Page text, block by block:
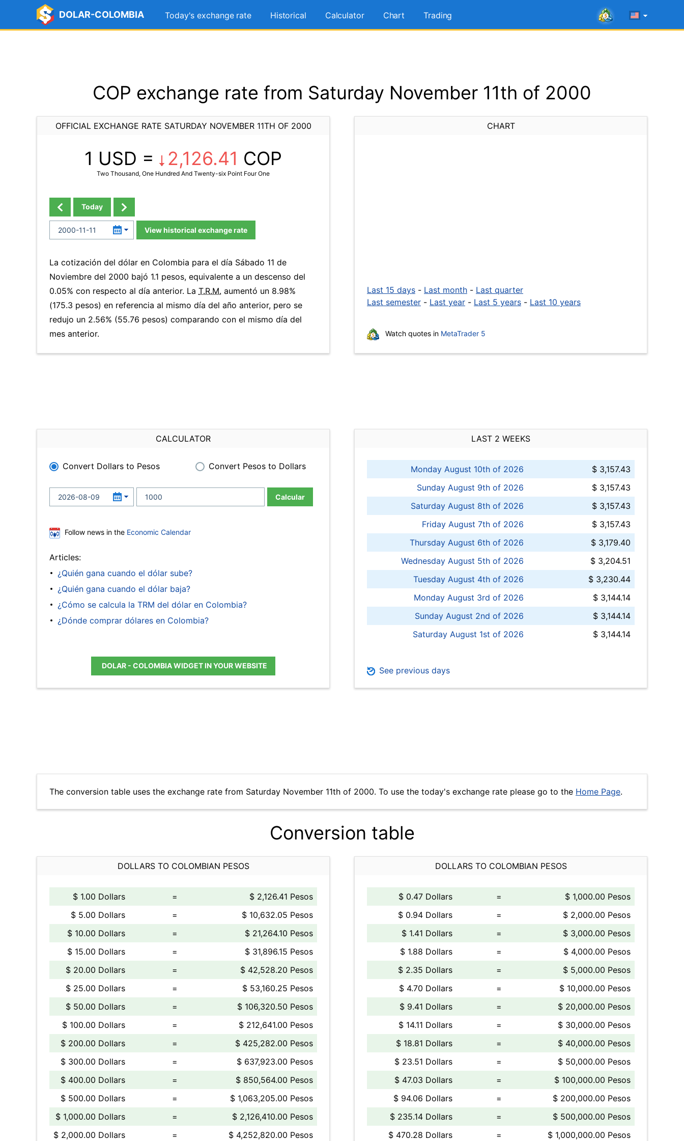
DOLAR-COLOMBIA Today's exchange rate Historical Calculator Chart Trading
COP exchange rate from Saturday November 11th of 2000
OFFICIAL EXCHANGE RATE SATURDAY NOVEMBER 11TH OF 2000
1 USD = 2,126.41 COP
Two Thousand, One Hundred And Twenty-six Point Four One
Today
View historical exchange rate
La cotización del dólar en Colombia para el día Sábado 11 de
Noviembre del 2000 bajó 1.1 pesos, equivalente a un descenso del
0.05% con respecto al día anterior. La T.R.M. aumentó un 8.98%
(175.3 pesos) en referencia al mismo día del año anterior, pero se
redujo un 2.56% (55.76 pesos) comparando con el mismo día del
mes anterior.
CHART
Last 15 days - Last month - Last quarter
Last semester - Last year - Last 5 years - Last 10 years
Watch quotes in MetaTrader 5
CALCULATOR
Convert Dollars to Pesos Convert Pesos to Dollars
Calcular
Follow news in the Economic Calendar
Articles:
¿Quién gana cuando el dólar sube?
¿Quién gana cuando el dólar baja?
¿Cómo se calcula la TRM del dólar en Colombia?
¿Dónde comprar dólares en Colombia?
DOLAR - COLOMBIA WIDGET IN YOUR WEBSITE
LAST 2 WEEKS
Monday August 10th of 2026
$ 3,157.43
Sunday August 9th of 2026
$ 3,157.43
Saturday August 8th of 2026
$ 3,157.43
Friday August 7th of 2026
$ 3,157.43
Thursday August 6th of 2026
$ 3,179.40
Wednesday August 5th of 2026
$ 3,204.51
Tuesday August 4th of 2026
$ 3,230.44
Monday August 3rd of 2026
$ 3,144.14
Sunday August 2nd of 2026
$ 3,144.14
Saturday August 1st of 2026
$ 3,144.14
See previous days
The conversion table uses the exchange rate from Saturday November 11th of 2000. To use the today's exchange rate please go to the Home Page.
Conversion table
DOLLARS TO COLOMBIAN PESOS
$ 1.00 Dollars =
$ 2,126.41 Pesos
$ 5.00 Dollars
=
$ 10,632.05 Pesos
$ 10.00 Dollars
=
$ 21,264.10 Pesos
$ 15.00 Dollars
=
$ 31,896.15 Pesos
$ 20.00 Dollars
=
$ 42,528.20 Pesos
$ 25.00 Dollars
=
$ 53,160.25 Pesos
$ 50.00 Dollars
=
$ 106,320.50 Pesos
$ 100.00 Dollars
=
$ 212,641.00 Pesos
$ 200.00 Dollars
=
$ 425,282.00 Pesos
$ 300.00 Dollars
=
$ 637,923.00 Pesos
$ 400.00 Dollars
=
$ 850,564.00 Pesos
$ 500.00 Dollars
=
$ 1,063,205.00 Pesos
$ 1,000.00 Dollars
=
$ 2,126,410.00 Pesos
$ 2,000.00 Dollars
= $ 4,252,820.00 Pesos
DOLLARS TO COLOMBIAN PESOS
$ 0.47 Dollars =
$ 1,000.00 Pesos
$ 0.94 Dollars
=
$ 2,000.00 Pesos
$ 1.41 Dollars
=
$ 3,000.00 Pesos
$ 1.88 Dollars
=
$ 4,000.00 Pesos
$ 2.35 Dollars
=
$ 5,000.00 Pesos
$ 4.70 Dollars
=
$ 10,000.00 Pesos
$ 9.41 Dollars
=
$ 20,000.00 Pesos
$ 14.11 Dollars
=
$ 30,000.00 Pesos
$ 18.81 Dollars
=
$ 40,000.00 Pesos
$ 23.51 Dollars
=
$ 50,000.00 Pesos
$ 47.03 Dollars
=
$ 100,000.00 Pesos
$ 94.06 Dollars
=
$ 200,000.00 Pesos
$ 235.14 Dollars
=
$ 500,000.00 Pesos
$ 470.28 Dollars
= $ 1,000,000.00 Pesos